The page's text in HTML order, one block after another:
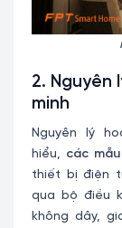
2. Nguyên
minh
Nguyên lý
hiểu, các
thiết bị điện
qua bộ điều
không dây,